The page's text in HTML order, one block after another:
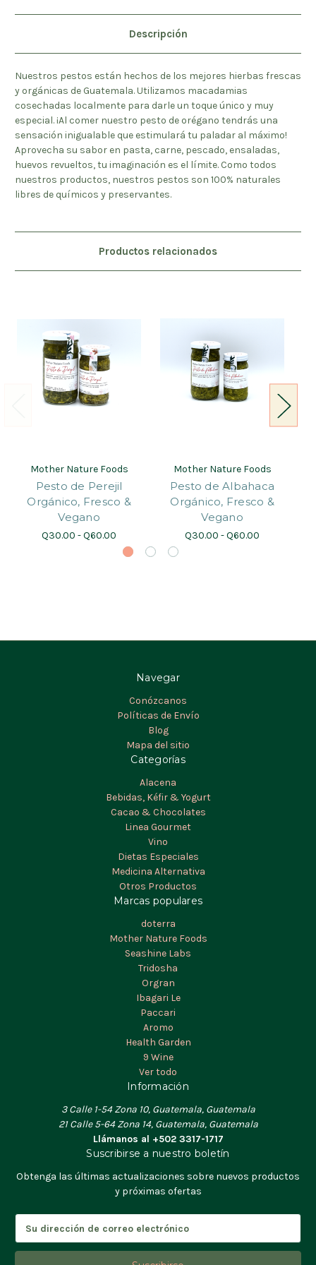
Descripción
Nuestros pestos están hechos de los mejores hierbas frescas
y orgánicas de Guatemala. Utilizamos macadamias
cosechadas localmente para darle un toque único y muy
especial. ¡Al comer nuestro pesto de orégano tendrás una
sensación inigualable que estimulará tu paladar al máximo!
Aprovecha su sabor en pasta, carne, pescado, ensaladas,
huevos revueltos, tu imaginación es el límite. Como todos
nuestros productos, nuestros pestos son 100% naturales
libres de químicos y preservantes.
Productos relacionados
Mother Nature Foods
Pesto de Perejil
Orgánico, Fresco &
Vegano
Q30.00 - Q60.00
Mother Nature Foods
Pesto de Albahaca
Orgánico, Fresco &
Vegano
Q30.00 - Q60.00
Navegar
Conózcanos
Políticas de Envío
Blog
Mapa del sitio
Categorías
Alacena
Bebidas, Kéfir & Yogurt
Cacao & Chocolates
Linea Gourmet
Vino
Dietas Especiales
Medicina Alternativa
Otros Productos
Marcas populares
doterra
Mother Nature Foods
Seashine Labs
Tridosha
Orgran
Ibagari Le
Paccari
Aromo
Health Garden
9 Wine
Ver todo
Información
3 Calle 1-54 Zona 10, Guatemala, Guatemala
21 Calle 5-64 Zona 14, Guatemala, Guatemala
Llámanos al +502 3317-1717
Suscribirse a nuestro boletín
Obtenga las últimas actualizaciones sobre nuevos productos
y próximas ofertas
r